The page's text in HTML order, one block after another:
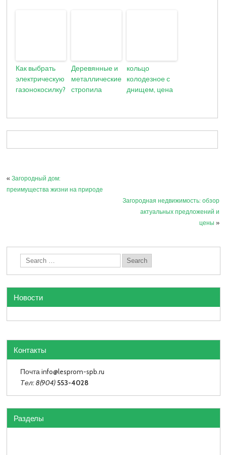
Как выбрать
электрическую
газонокосилку?
Деревянные и
металлические
стропила
кольцо
колодезное с
днищем, цена
«Загородный дом:
преимущества жизни на природе
Загородная недвижимость: обзор
актуальных предложений и
цены »
Новости
Контакты
Почта info@lesprom-spb.ru
Тел: 8(904) 553-4028
Разделы